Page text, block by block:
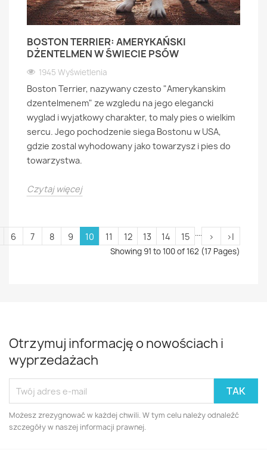
BOSTON TERRIER: AMERYKAŃSKI
DŻENTELMEN W ŚWIECIE PSÓW
1945 Wyświetlenia
Boston Terrier, nazywany czesto "Amerykanskim
dzentelmenem" ze wzgledu na jego elegancki
wyglad i wyjatkowy charakter, to maly pies o wielkim
sercu. Jego pochodzenie siega Bostonu w USA,
gdzie zostal wyhodowany jako towarzysz i pies do
towarzystwa.
Czytaj więcej
6 7 8 9 10 11 12 13 14 15 .... > >|
Showing 91 to 100 of 162 (17 Pages)
Otrzymuj informację o nowościach i
wyprzedażach
Możesz zrezygnować w każdej chwili. W tym celu należy odnaleźć
szczegóły w naszej informacji prawnej.